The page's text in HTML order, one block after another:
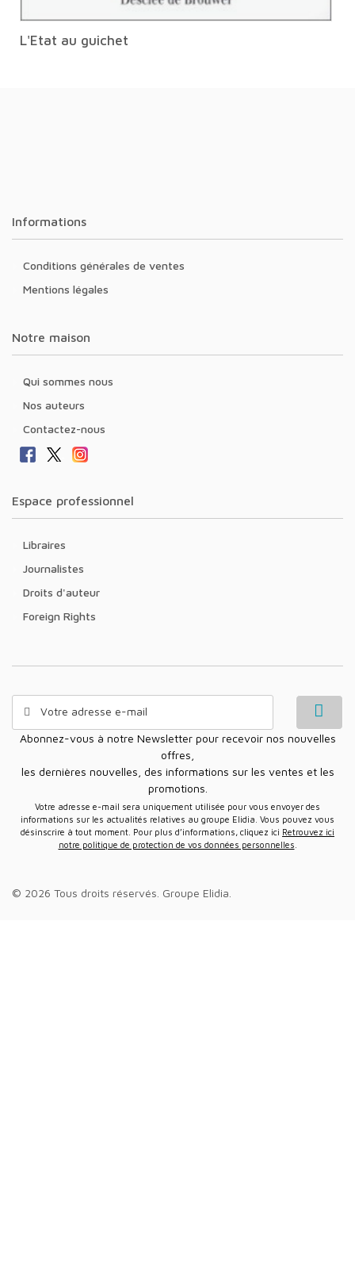
L'Etat au guichet
Informations
Conditions générales de ventes
Mentions légales
Notre maison
Qui sommes nous
Nos auteurs
Contactez-nous
Espace professionnel
Libraires
Journalistes
Droits d'auteur
Foreign Rights
Abonnez-vous à notre Newsletter pour recevoir nos nouvelles
offres,
les dernières nouvelles, des informations sur les ventes et les
promotions.
Votre adresse e-mail sera uniquement utilisée pour vous envoyer des
informations sur les actualités relatives au groupe Elidia. Vous pouvez vous
désinscrire à tout moment. Pour plus d’informations, cliquez ici Retrouvez ici
notre politique de protection de vos données personnelles
© 2026 Tous droits réservés. Groupe Elidia.